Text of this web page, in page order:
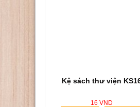
Kệ sách thư viện
16 VND